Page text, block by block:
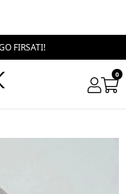
FIRSATI!
0